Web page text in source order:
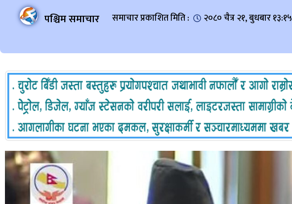
पश्चिम समाचार समाचार प्रकाशित मिति : २०८० चैत्र २१, बुधबार १३:१५